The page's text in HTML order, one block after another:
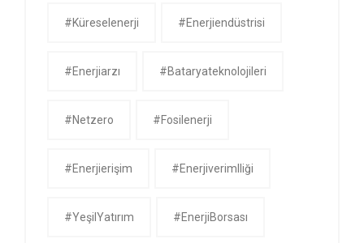
#küreselenerji #enerjiendüstrisi
#enerjiarzı #bataryateknolojileri
#netzero #fosilenerji
#enerjierişim #enerjiverimlliği
#YeşilYatırım #EnerjiBorsası